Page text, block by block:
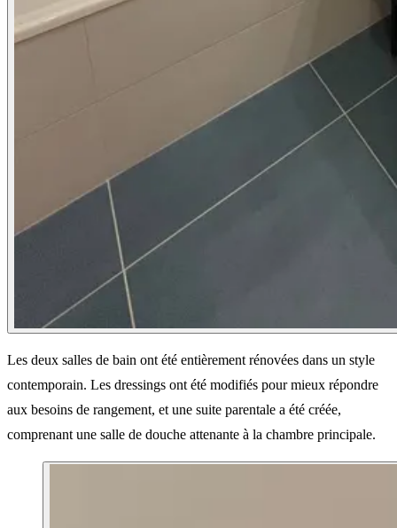
Les deux salles de bain ont été entièrement rénovées dans un style
contemporain. Les dressings ont été modifiés pour mieux répondre
aux besoins de rangement, et une suite parentale a été créée,
comprenant une salle de douche attenante à la chambre principale.